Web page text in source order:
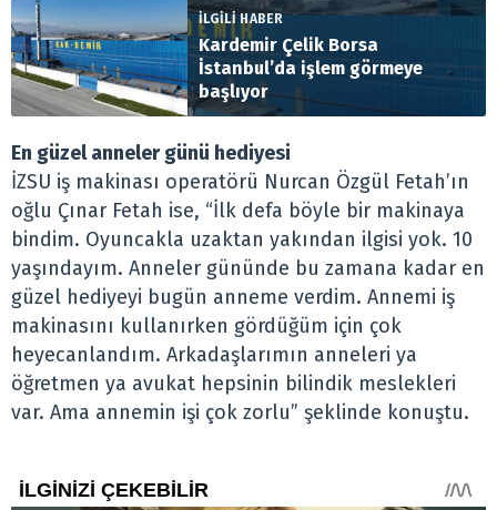
İLGİLİ HABER
Kardemir Çelik Borsa
İstanbul’da işlem görmeye
başlıyor
En güzel anneler günü hediyesi
İZSU iş makinası operatörü Nurcan Özgül Fetah’ın
oğlu Çınar Fetah ise, “İlk defa böyle bir makinaya
bindim. Oyuncakla uzaktan yakından ilgisi yok. 10
yaşındayım. Anneler gününde bu zamana kadar en
güzel hediyeyi bugün anneme verdim. Annemi iş
makinasını kullanırken gördüğüm için çok
heyecanlandım. Arkadaşlarımın anneleri ya
öğretmen ya avukat hepsinin bilindik meslekleri
var. Ama annemin işi çok zorlu” şeklinde konuştu.